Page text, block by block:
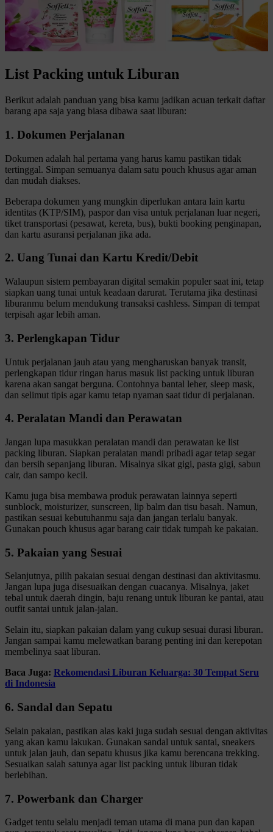
List Packing untuk Liburan
Berikut adalah panduan yang bisa kamu jadikan acuan terkait daftar
barang apa saja yang biasa dibawa saat liburan:
1. Dokumen Perjalanan
Dokumen adalah hal pertama yang harus kamu pastikan tidak
tertinggal. Simpan semuanya dalam satu pouch khusus agar aman
dan mudah diakses.
Beberapa dokumen yang mungkin diperlukan antara lain kartu
identitas (KTP/SIM), paspor dan visa untuk perjalanan luar negeri,
tiket transportasi (pesawat, kereta, bus), bukti booking penginapan,
dan kartu asuransi perjalanan jika ada.
2. Uang Tunai dan Kartu Kredit/Debit
Walaupun sistem pembayaran digital semakin populer saat ini, tetap
siapkan uang tunai untuk keadaan darurat. Terutama jika destinasi
liburanmu belum mendukung transaksi cashless. Simpan di tempat
terpisah agar lebih aman.
3. Perlengkapan Tidur
Untuk perjalanan jauh atau yang mengharuskan banyak transit,
perlengkapan tidur ringan harus masuk list packing untuk liburan
karena akan sangat berguna. Contohnya bantal leher, sleep mask,
dan selimut tipis agar kamu tetap nyaman saat tidur di perjalanan.
4. Peralatan Mandi dan Perawatan
Jangan lupa masukkan peralatan mandi dan perawatan ke list
packing liburan. Siapkan peralatan mandi pribadi agar tetap segar
dan bersih sepanjang liburan. Misalnya sikat gigi, pasta gigi, sabun
cair, dan sampo kecil.
Kamu juga bisa membawa produk perawatan lainnya seperti
sunblock, moisturizer, sunscreen, lip balm dan tisu basah. Namun,
pastikan sesuai kebutuhanmu saja dan jangan terlalu banyak.
Gunakan pouch khusus agar barang cair tidak tumpah ke pakaian.
5. Pakaian yang Sesuai
Selanjutnya, pilih pakaian sesuai dengan destinasi dan aktivitasmu.
Jangan lupa juga disesuaikan dengan cuacanya. Misalnya, jaket
tebal untuk daerah dingin, baju renang untuk liburan ke pantai, atau
outfit santai untuk jalan-jalan.
Selain itu, siapkan pakaian dalam yang cukup sesuai durasi liburan.
Jangan sampai kamu melewatkan barang penting ini dan kerepotan
membelinya saat liburan.
Baca Juga: Rekomendasi Liburan Keluarga: 30 Tempat Seru
di Indonesia
6. Sandal dan Sepatu
Selain pakaian, pastikan alas kaki juga sudah sesuai dengan aktivitas
yang akan kamu lakukan. Gunakan sandal untuk santai, sneakers
untuk jalan jauh, dan sepatu khusus jika kamu berencana trekking.
Sesuaikan salah satunya agar list packing untuk liburan tidak
berlebihan.
7. Powerbank dan Charger
Gadget tentu selalu menjadi teman utama di mana pun dan kapan